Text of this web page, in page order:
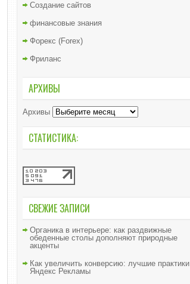
Создание сайтов
финансовые знания
Форекс (Forex)
Фриланс
АРХИВЫ
Архивы
СТАТИСТИКА:
СВЕЖИЕ ЗАПИСИ
Органика в интерьере: как раздвижные
обеденные столы дополняют природные
акценты
Как увеличить конверсию: лучшие практики
Яндекс Рекламы